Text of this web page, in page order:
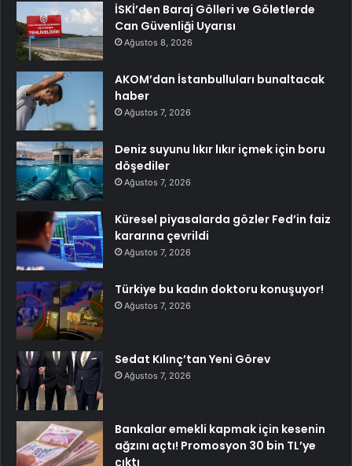
İSKİ’den Baraj Gölleri ve Göletlerde
Can Güvenliği Uyarısı
Ağustos 8, 2026
AKOM’dan İstanbulluları bunaltacak
haber
Ağustos 7, 2026
Deniz suyunu lıkır lıkır içmek için boru
döşediler
Ağustos 7, 2026
Küresel piyasalarda gözler Fed’in faiz
kararına çevrildi
Ağustos 7, 2026
Türkiye bu kadın doktoru konuşuyor!
Ağustos 7, 2026
Sedat Kılınç’tan Yeni Görev
Ağustos 7, 2026
Bankalar emekli kapmak için kesenin
ağzını açtı! Promosyon 30 bin TL’ye
çıktı